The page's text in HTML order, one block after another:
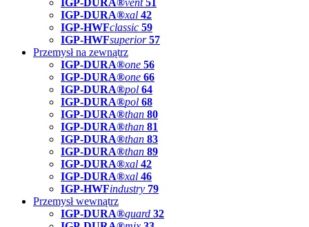
IGP-DURA®xal 42
IGP-HWFclassic 59
IGP-HWFsuperior 57
Przemysł na zewnątrz
IGP-DURA®one 56
IGP-DURA®one 66
IGP-DURA®pol 64
IGP-DURA®pol 68
IGP-DURA®than 80
IGP-DURA®than 81
IGP-DURA®than 83
IGP-DURA®than 89
IGP-DURA®xal 42
IGP-DURA®xal 46
IGP-HWFindustry 79
Przemysł wewnątrz
IGP-DURA®guard 32